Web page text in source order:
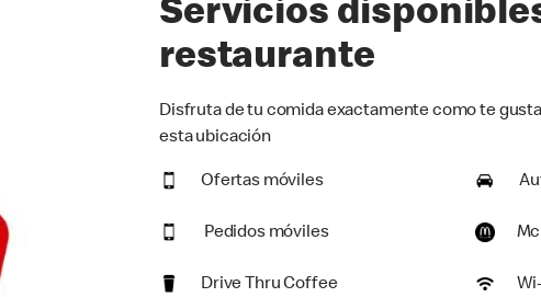
Servicios
restaurante
Disfruta de tu comida exactamente como te
esta ubicación
Ofertas móviles
Pedidos móviles
Drive Thru Coffee